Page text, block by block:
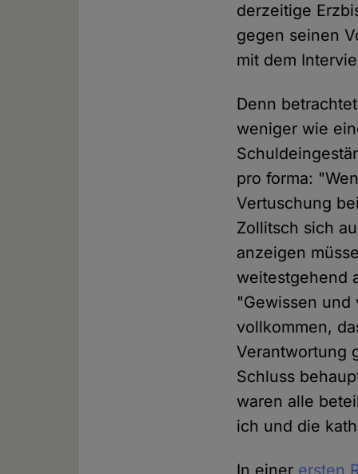
derzeitige
gegen seinen
mit dem
Denn
weniger wie
pro forma:
Vertuschung
Zollitsch sich
anzeigen
weitestgehend
"Gewissen und
vollkommen,
Verantwortung
Schluss
waren alle
ich und die